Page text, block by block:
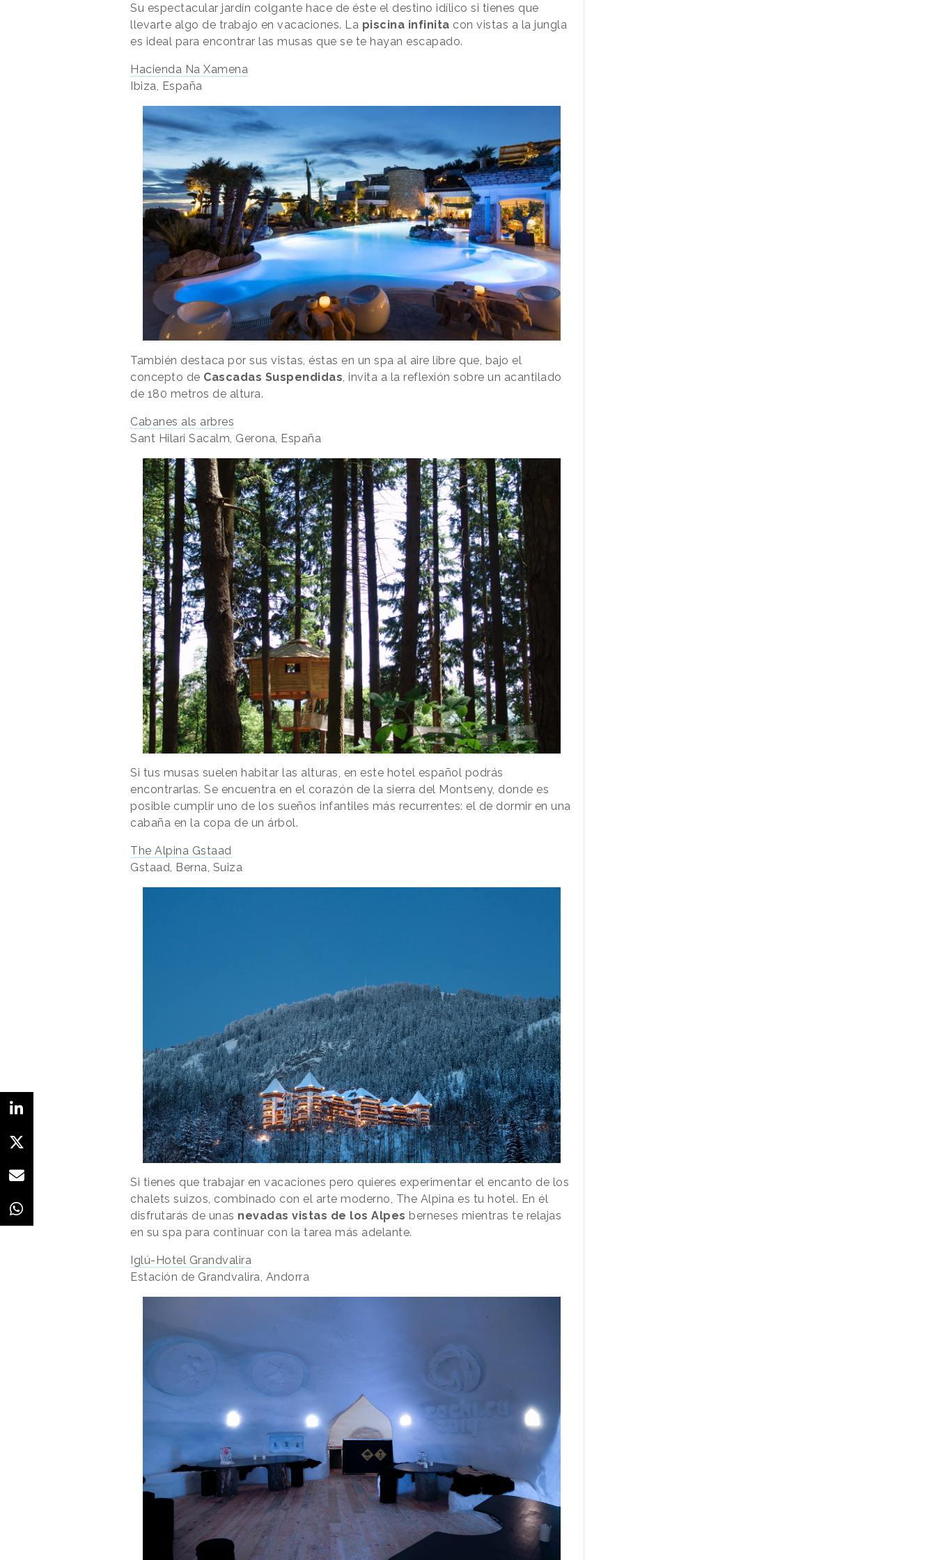
Su espectacular jardín colgante hace de éste el destino idílico si tienes que
llevarte algo de trabajo en vacaciones. La piscina infinita con vistas a la jungla
es ideal para encontrar las musas que se te hayan escapado.
Hacienda Na Xamena
Ibiza, España
También destaca por sus vistas, éstas en un spa al aire libre que, bajo el
concepto de Cascadas Suspendidas , invita a la reflexión sobre un acantilado
de 180 metros de altura.
Cabanes als arbres
Sant Hilari Sacalm, Gerona, España
Si tus musas suelen habitar las alturas, en este hotel español podrás
encontrarlas. Se encuentra en el corazón de la sierra del Montseny, donde es
posible cumplir uno de los sueños infantiles más recurrentes: el de dormir en una
cabaña en la copa de un árbol.
The Alpina Gstaad
Gstaad, Berna, Suiza
Si tienes que trabajar en vacaciones pero quieres experimentar el encanto de los
chalets suizos, combinado con el arte moderno, The Alpina es tu hotel. En él
disfrutarás de unas nevadas vistas de los Alpes berneses mientras te relajas
en su spa para continuar con la tarea más adelante.
Iglú-Hotel Grandvalira
Estación de Grandvalira, Andorra